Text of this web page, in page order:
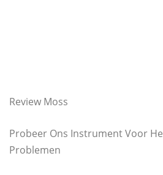
Review Moss
Probeer Ons Instrument Voor
Problemen